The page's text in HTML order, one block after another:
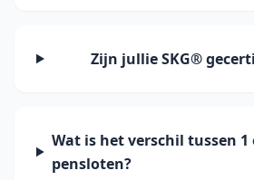
Zijn jullie SKG®
Wat is het verschil tussen 1
pensloten?